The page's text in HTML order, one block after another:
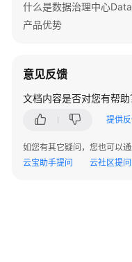
什么是数据治理中心
产品优势
意见反馈
文档内容是否对您有帮助
提供
如您有其它疑问，您也可以
云宝助手提问
云社区提问